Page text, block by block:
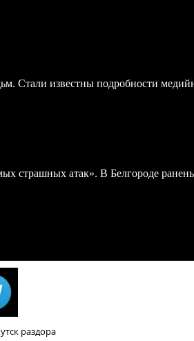
Стали известны подробности
страшных атак». В Белгороде
раздора